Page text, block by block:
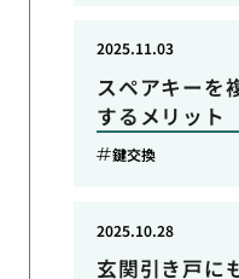
スペアキーを
するメリット
2025.11.03
鍵交換
玄関引き戸に
2025.10.28